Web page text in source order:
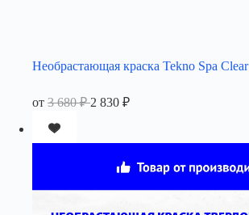
Необрастающая краска Tekno Spa Clear
от 3 680₽ 2 830 ₽